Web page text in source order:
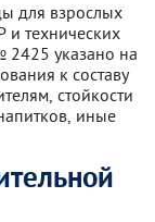
для взрослых
и технических
2425 указано на
к составу
стойкости
иные